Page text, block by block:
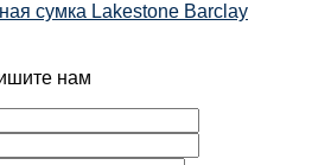
сумка Lakestone Barclay
нам